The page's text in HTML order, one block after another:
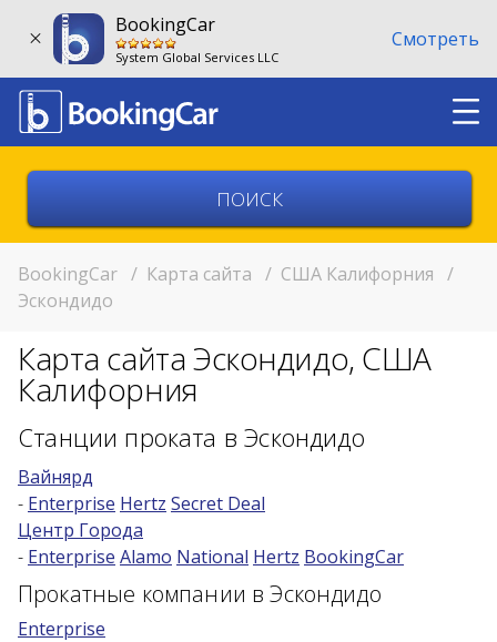
BookingCar
System Global Services LLC
Смотреть
Выберите город
Возврат в другом месте?
Возраст 25-70 лет?
Купон/промо
BookingCar / Карта сайта / США Калифорния /
Эскондидо
Карта сайта Эскондидо, США
Калифорния
Станции проката в Эскондидо
Вайнярд
- Enterprise Hertz Secret Deal
Центр Города
- Enterprise Alamo National Hertz BookingCar
Прокатные компании в Эскондидо
Enterprise